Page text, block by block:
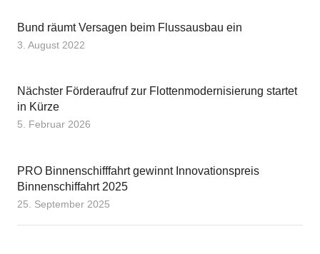
Bund räumt Versagen beim Flussausbau ein
3. August 2022
Nächster Förderaufruf zur Flottenmodernisierung startet
in Kürze
5. Februar 2026
PRO Binnenschifffahrt gewinnt Innovationspreis
Binnenschiffahrt 2025
25. September 2025